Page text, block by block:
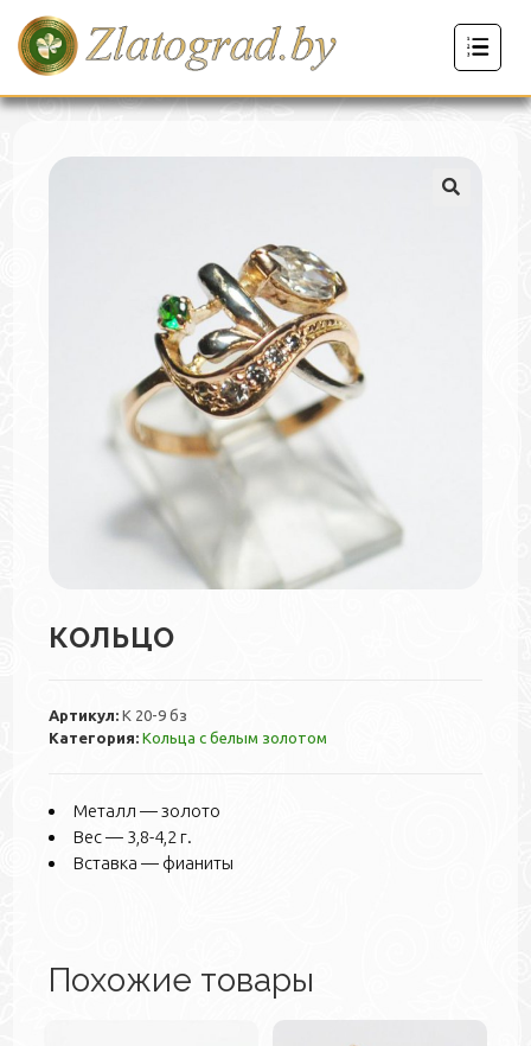
КОЛЬЦО
Артикул:К 20-9 бз
Категория:Кольца с белым золотом
Металл — золото
Вес — 3,8-4,2 г.
Вставка — фианиты
Похожие товары